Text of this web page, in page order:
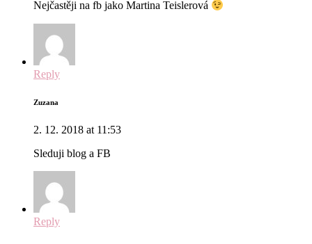
Nejčastěji na fb jako Martina Teislerová
Reply
Zuzana
2. 12. 2018 at 11:53
Sleduji blog a FB
Reply